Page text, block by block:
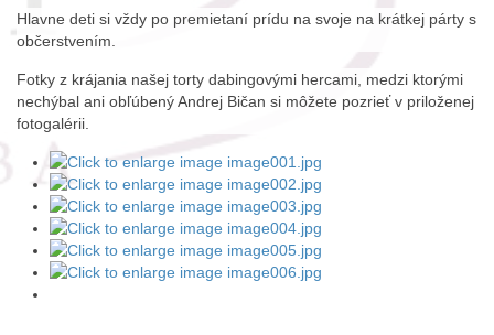
Hlavne deti si vždy po premietaní prídu na svoje na krátkej párty s
občerstvením.
Fotky z krájania našej torty dabingovými hercami, medzi ktorými
nechýbal ani obľúbený Andrej Bičan si môžete pozrieť v priloženej
fotogalérii.